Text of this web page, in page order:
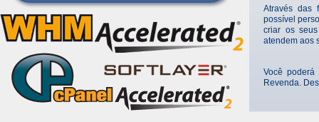
Através das
possível
criar os
atendem aos
Você
Revenda.